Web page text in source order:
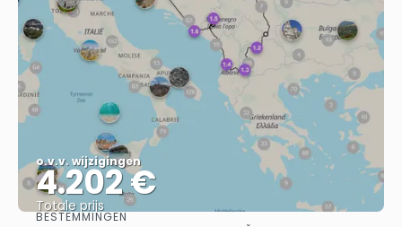
o.v.v. wijzigingen
4.202 €
Totale prijs
BESTEMMINGEN